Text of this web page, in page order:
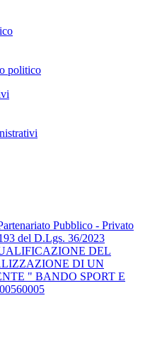
politico
Pubblico - Privato
del D.Lgs. 36/2023
DEL
DI UN
" BANDO SPORT E